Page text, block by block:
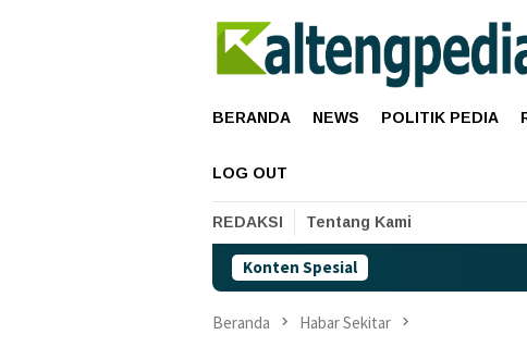
BERANDA NEWS POLITIK PEDIA
LOG OUT
REDAKSI Tentang Kami
Konten Spesial Harga
Beranda Habar Sekitar